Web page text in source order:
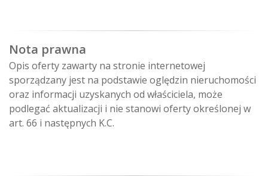
Nota prawna
Opis oferty zawarty na stronie internetowej
sporządzany jest na podstawie oględzin nieruchomości
oraz informacji uzyskanych od właściciela, może
podlegać aktualizacji i nie stanowi oferty określonej w
art. 66 i następnych K.C.